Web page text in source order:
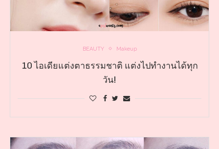
BEAUTY Makeup
10 ไอเดียแต่งตาธรรมชาติ แต่งไปทำงานได้ทุก
วัน!